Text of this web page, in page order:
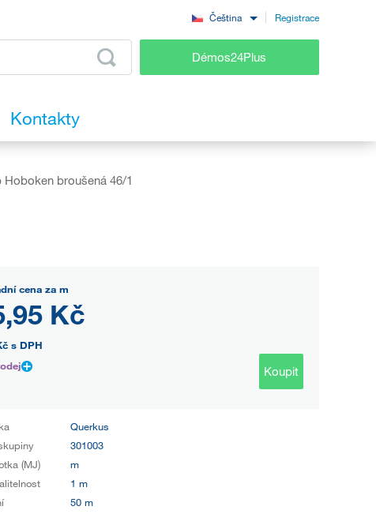
Čeština Registrace
Démos24Plus
Kontakty
Hoboken broušená 46/1
cena za m
Kč
s DPH
Koupit
Querkus
301003
(MJ)
m
1 m
50 m